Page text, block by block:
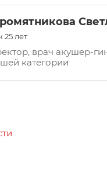
25 лет
врач акушер-
категории